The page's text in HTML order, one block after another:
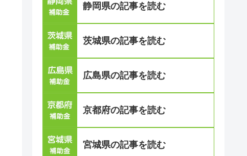
静岡県の記事を読む
茨城県の記事を読む
広島県の記事を読む
京都府の記事を読む
宮城県の記事を読む